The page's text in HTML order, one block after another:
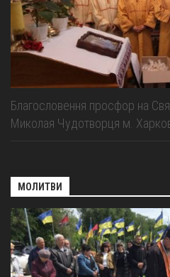
Благословення просфор на
Миколая Чудотворця м.
МОЛИТВИ